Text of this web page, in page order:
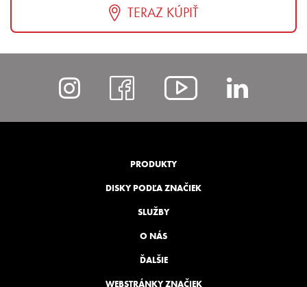
TERAZ KÚPIŤ
https://https://https://
PRODUKTY
DISKY PODĽA ZNAČIEK
SLUŽBY
O NÁS
ĎALŠIE
WEBSTRÁNKY ZNAČIEK